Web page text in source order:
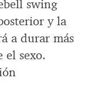
swing
y la
a durar más
el sexo.